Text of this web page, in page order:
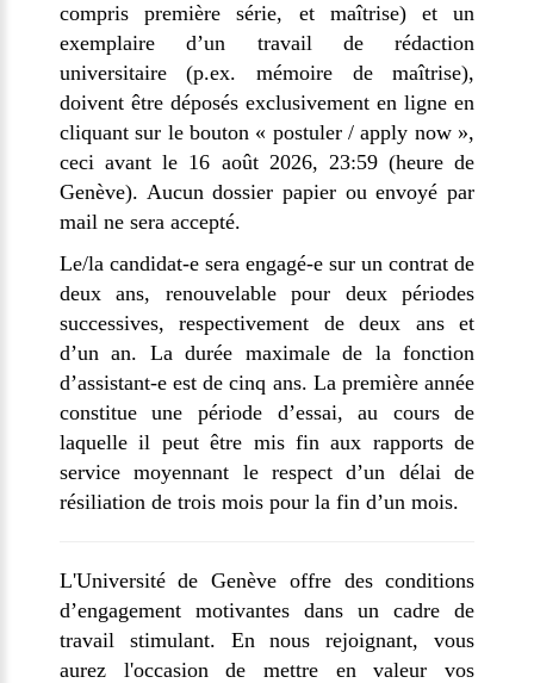
compris première série, et maîtrise) et un
exemplaire d’un travail de rédaction
universitaire (p.ex. mémoire de maîtrise),
doivent être déposés exclusivement en ligne en
cliquant sur le bouton « postuler / apply now »,
ceci avant le 16 août 2026, 23:59 (heure de
Genève). Aucun dossier papier ou envoyé par
mail ne sera accepté.
Le/la candidat-e sera engagé-e sur un contrat de
deux ans, renouvelable pour deux périodes
successives, respectivement de deux ans et
d’un an. La durée maximale de la fonction
d’assistant-e est de cinq ans. La première année
constitue une période d’essai, au cours de
laquelle il peut être mis fin aux rapports de
service moyennant le respect d’un délai de
résiliation de trois mois pour la fin d’un mois.
L'Université de Genève offre des conditions
d’engagement motivantes dans un cadre de
travail stimulant. En nous rejoignant, vous
aurez l'occasion de mettre en valeur vos